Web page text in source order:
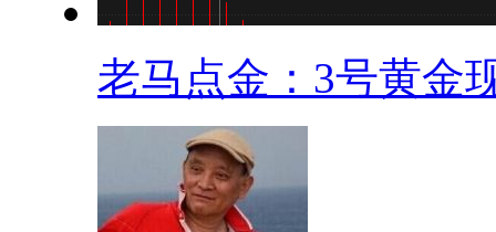
老马点金：3号黄金